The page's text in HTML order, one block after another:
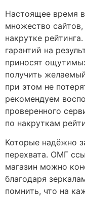
Настоящее время
множество
накрутке
гарантий на
приносят
получить
при этом не
рекомендуем
проверенного
по накруткам
Которые надёжно
перехвата. ОМГ
магазин можно
благодаря
помнить, что на